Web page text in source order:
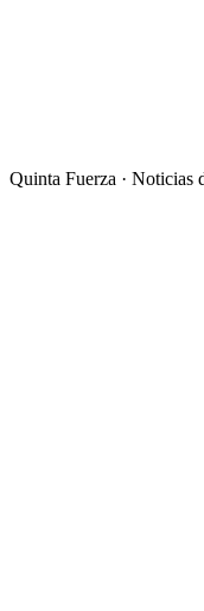
Quinta Fuerza · Noticias